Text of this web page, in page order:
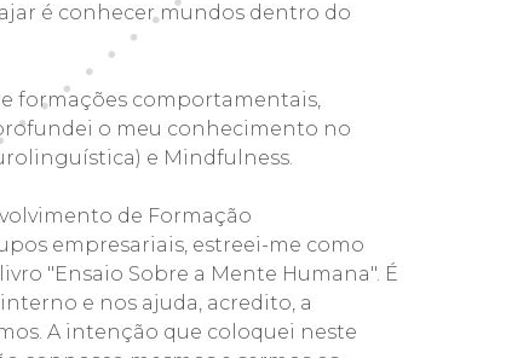
é conhecer mundos dentro do
formações comportamentais,
o meu conhecimento no
e Mindfulness.
de Formação
empresariais, estreei-me como
"Ensaio Sobre a Mente Humana". É
e nos ajuda, acredito, a
A intenção que coloquei neste